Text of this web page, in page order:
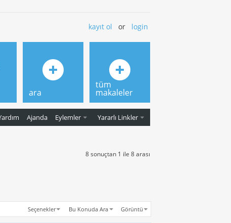
kayıt ol or login
Ajanda Eylemler Yararlı Linkler
ara
tüm
makaleler
8 sonuçtan 1 ile 8 arası
Seçenekler Bu Konuda Ara Görüntü